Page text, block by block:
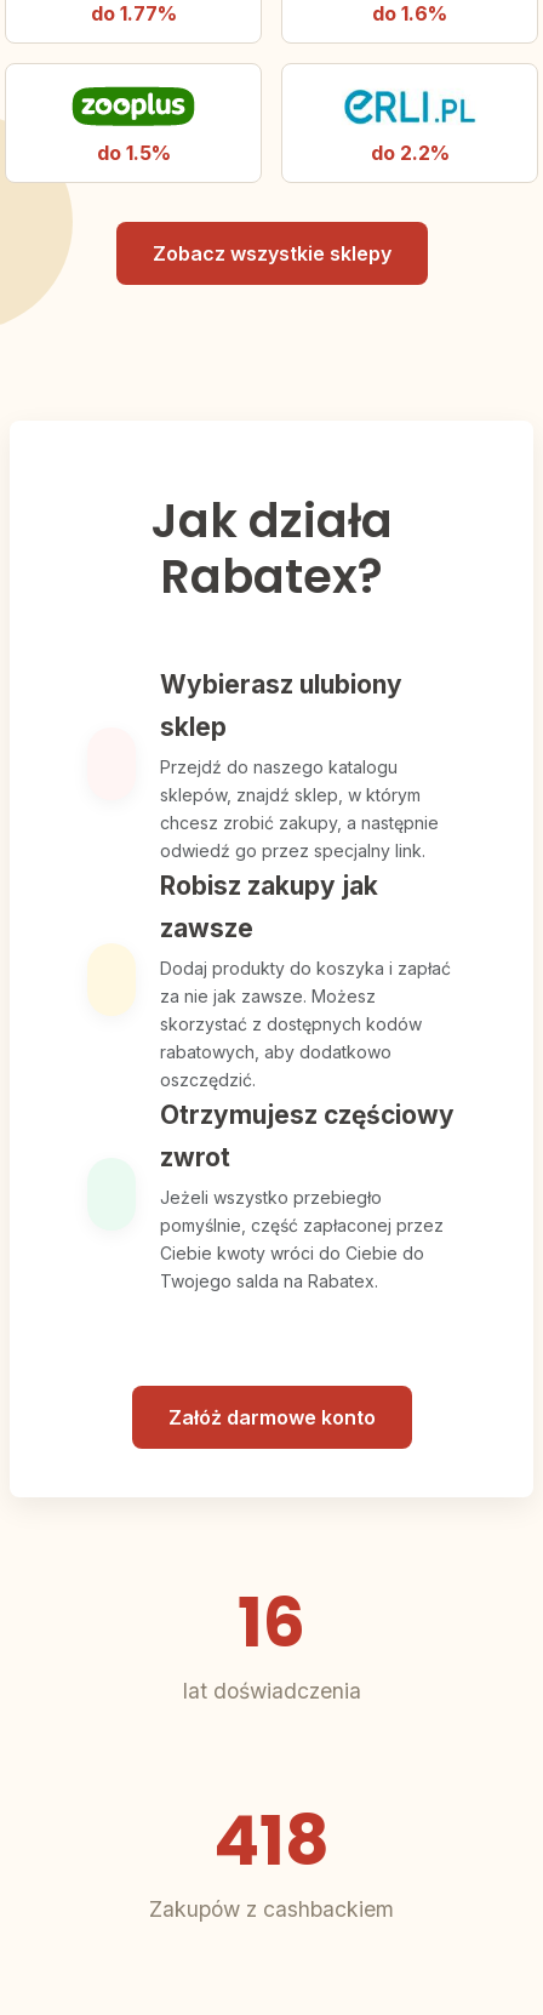
do 1.77% do 1.6%
do 1.5% do 2.2%
Zobacz wszystkie sklepy
Jak działa
Rabatex?
Wybierasz ulubiony
sklep
Przejdź do naszego katalogu
sklepów, znajdź sklep, w którym
chcesz zrobić zakupy, a następnie
odwiedź go przez specjalny link.
Robisz zakupy jak
zawsze
Dodaj produkty do koszyka i zapłać
za nie jak zawsze. Możesz
skorzystać z dostępnych kodów
rabatowych, aby dodatkowo
oszczędzić.
Otrzymujesz częściowy
zwrot
Jeżeli wszystko przebiegło
pomyślnie, część zapłaconej przez
Ciebie kwoty wróci do Ciebie do
Twojego salda na Rabatex.
Załóż darmowe konto
16
lat doświadczenia
418
Zakupów z cashbackiem